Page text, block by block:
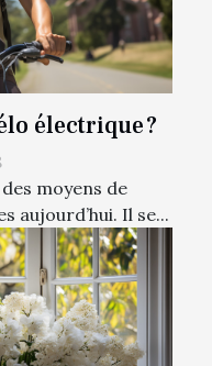
électrique ?
moyens de
aujourd’hui. Il se...